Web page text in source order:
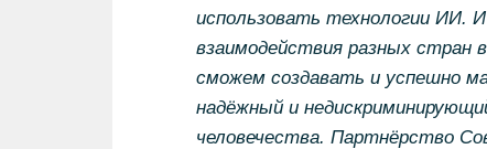
использовать технологии ИИ.
взаимодействия разных стран
сможем создавать и успешно
надёжный и
человечества. Партнёрство